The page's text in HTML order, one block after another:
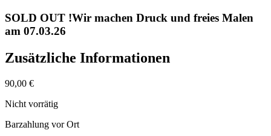
SOLD OUT !Wir machen Druck und freies Malen
am 07.03.26
Zusätzliche Informationen
90,00 €
Nicht vorrätig
Barzahlung vor Ort